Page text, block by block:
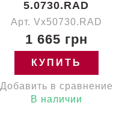
5.0730.RAD
Арт. Vx50730.RAD
1 665 грн
КУПИТЬ
Добавить в сравнение
В наличии